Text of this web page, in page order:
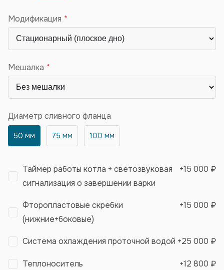
Модификация
Мешалка
Диаметр сливного фланца
50 мм 75 мм 100 мм
Таймер работы котла + светозвуковая
сигнализация о завершении варки
+15 000 ₽
Фторопластовые скребки
(нижние+боковые)
+15 000 ₽
Система охлаждения проточной водой +25 000 ₽
Теплоноситель +12 800 ₽